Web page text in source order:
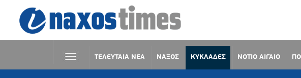
ΤΕΛΕΥΤΑΙΑ ΝΕΑ ΝΑΞΟΣ ΚΥΚΛΑΔΕΣ ΝΟΤΙΟ ΑΙΓΑΙΟ